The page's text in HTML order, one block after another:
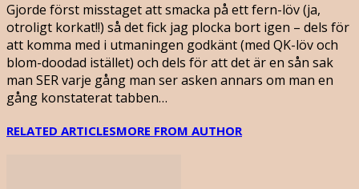
Gjorde först misstaget att smacka på ett fern-löv (ja,
otroligt korkat!!) så det fick jag plocka bort igen – dels för
att komma med i utmaningen godkänt (med QK-löv och
blom-doodad istället) och dels för att det är en sån sak
man SER varje gång man ser asken annars om man en
gång konstaterat tabben…
RELATED ARTICLESMORE FROM AUTHOR